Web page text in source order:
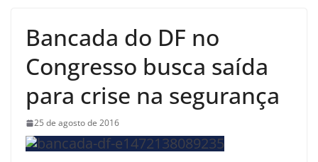
Bancada do DF no
Congresso busca saída
para crise na segurança
25 de agosto de 2016